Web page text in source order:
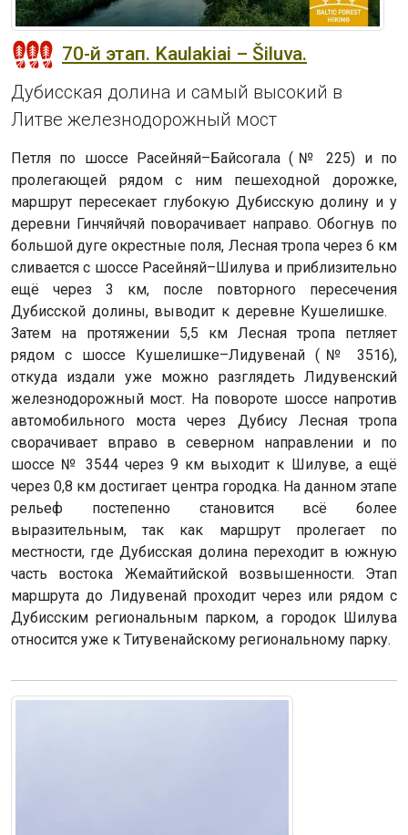
70-й этап. Kaulakiai – Šiluva.
Дубисская долина и самый высокий в
Литве железнодорожный мост
Петля по шоссе Расейняй–Байсогала (№ 225) и по
пролегающей рядом с ним пешеходной дорожке,
маршрут пересекает глубокую Дубисскую долину и у
деревни Гинчяйчяй поворачивает направо. Обогнув по
большой дуге окрестные поля, Лесная тропа через 6 км
сливается с шоссе Расейняй–Шилува и приблизительно
ещё через 3 км, после повторного пересечения
Дубисской долины, выводит к деревне Кушелишке.
Затем на протяжении 5,5 км Лесная тропа петляет
рядом с шоссе Кушелишке–Лидувенай (№ 3516),
откуда издали уже можно разглядеть Лидувенский
железнодорожный мост. На повороте шоссе напротив
автомобильного моста через Дубису Лесная тропа
сворачивает вправо в северном направлении и по
шоссе № 3544 через 9 км выходит к Шилуве, а ещё
через 0,8 км достигает центра городка. На данном этапе
рельеф постепенно становится всё более
выразительным, так как маршрут пролегает по
местности, где Дубисская долина переходит в южную
часть востока Жемайтийской возвышенности. Этап
маршрута до Лидувенай проходит через или рядом с
Дубисским региональным парком, а городок Шилува
относится уже к Титувенайскому региональному парку.